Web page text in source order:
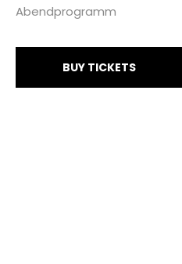
Abendprogramm
BUY TICKETS